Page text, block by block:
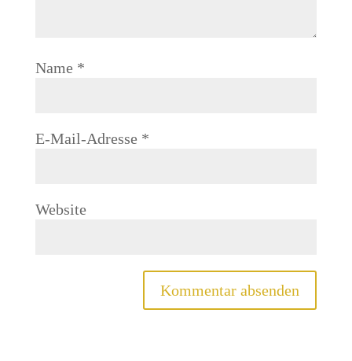
Name *
E-Mail-Adresse *
Website